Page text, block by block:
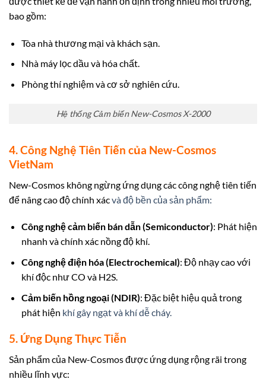
bao gồm:
Tòa nhà thương mại và khách sạn.
Nhà máy lọc dầu và hóa chất.
Phòng thí nghiệm và cơ sở nghiên cứu.
Hệ thống Cảm biến New-Cosmos X-2000
4. Công Nghệ Tiên Tiến của New-Cosmos
VietNam
New-Cosmos không ngừng ứng dụng các công nghệ tiên tiến
để nâng cao độ chính xácvà độ bền của sản phẩm:
Công nghệ cảm biến bán dẫn (Semiconductor): Phát hiện
nhanh và chính xác nồng độ khí.
Công nghệ điện hóa (Electrochemical): Độ nhạy cao với
khí độc như CO và H2S.
Cảm biến hồng ngoại (NDIR): Đặc biệt hiệu quả trong
phát hiện khí gây ngạt và khí dễ cháy.
5. Ứng Dụng Thực Tiễn
Sản phẩm của New-Cosmos được ứng dụng rộng rãi trong
nhiều lĩnh vực: